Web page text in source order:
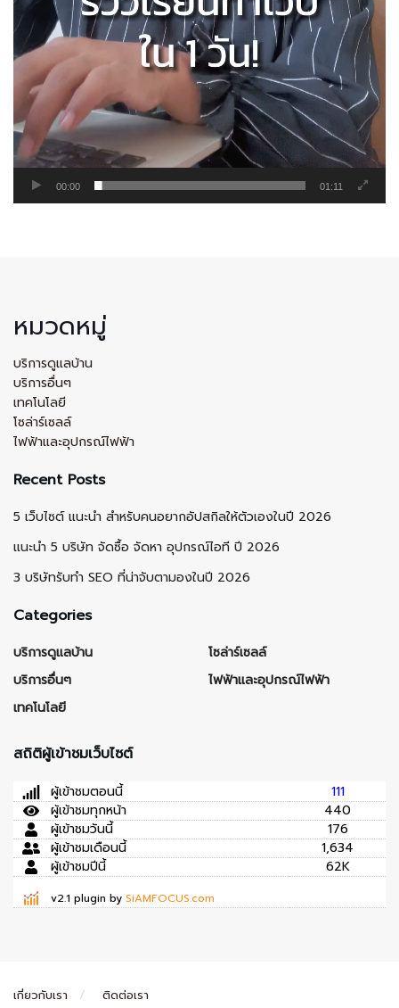
00:00 01:11
หมวดหมู่
บริการดูแลบ้าน
บริการอื่นๆ
เทคโนโลยี
โซล่าร์เซลล์
ไฟฟ้าและอุปกรณ์ไฟฟ้า
Recent Posts
5 เว็บไซต์ แนะนำ สำหรับคนอยากอัปสกิลให้ตัวเองในปี 2026
แนะนำ 5 บริษัท จัดซื้อ จัดหา อุปกรณ์ไอที ปี 2026
3 บริษัทรับทำ SEO ที่น่าจับตามองในปี 2026
Categories
บริการดูแลบ้าน
บริการอื่นๆ
เทคโนโลยี
โซล่าร์เซลล์
ไฟฟ้าและอุปกรณ์ไฟฟ้า
สถิติผู้เข้าชมเว็บไซต์
ผู้เข้าชมตอนนี้
111
ผู้เข้าชมทุกหน้า
440
ผู้เข้าชมวันนี้
176
ผู้เข้าชมเดือนนี้
1,634
ผู้เข้าชมปีนี้
62K
v2.1 plugin by SiAMFOCUS.com
เกี่ยวกับเรา ติดต่อเรา